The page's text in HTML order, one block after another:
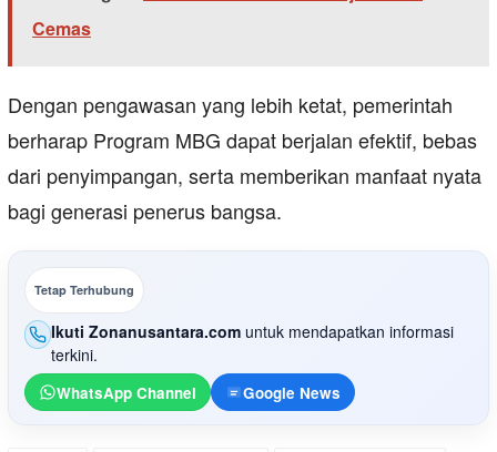
Cemas
Dengan pengawasan yang lebih ketat, pemerintah
berharap Program MBG dapat berjalan efektif, bebas
dari penyimpangan, serta memberikan manfaat nyata
bagi generasi penerus bangsa.
Tetap Terhubung
Ikuti Zonanusantara.com untuk mendapatkan informasi
terkini.
WhatsApp Channel Google News